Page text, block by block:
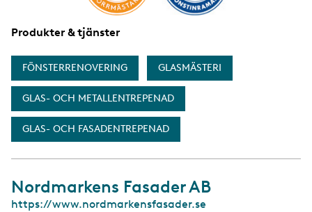
Produkter & tjänster
FÖNSTERRENOVERING GLASMÄSTERI
GLAS- OCH METALLENTREPENAD
GLAS- OCH FASADENTREPENAD
Nordmarkens Fasader AB
W
https://www.nordmarkensfasader.se